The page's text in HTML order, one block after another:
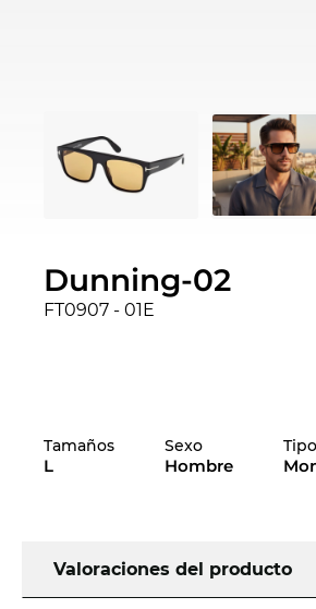
Dunning-02
FT0907 - 01E
Tamaños
L
Sexo
Hombre
Valoraciones del producto